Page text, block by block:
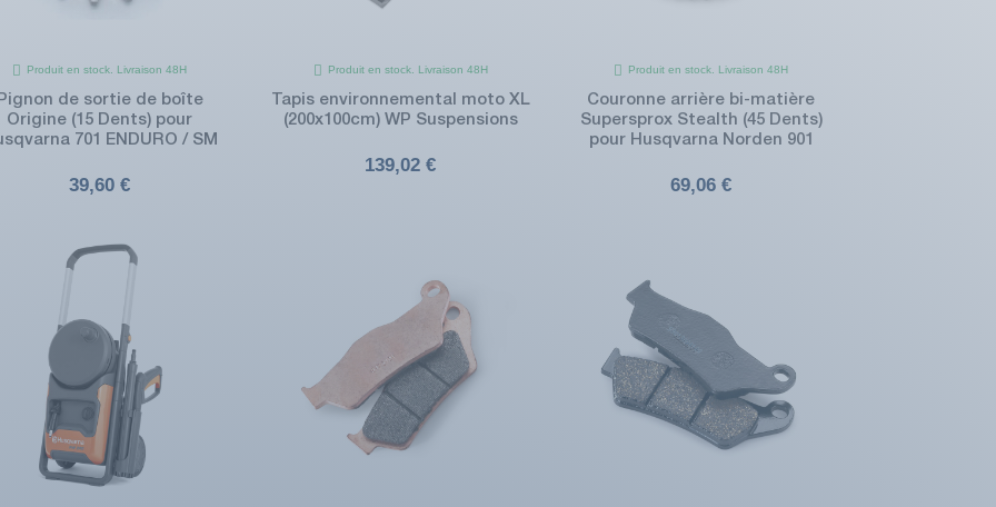
Produit en stock. Livraison 48H
de sortie de boîte
Origine (15 Dents) pour
701 ENDURO / SM
39,60 €
Produit en stock. Livraison 48H
Tapis environnemental moto XL
(200x100cm) WP Suspensions
139,02 €
Produit en stock. Livraison 48H
Couronne arrière bi-matière
Supersprox Stealth (45 Dents)
pour Husqvarna Norden 901
69,06 €